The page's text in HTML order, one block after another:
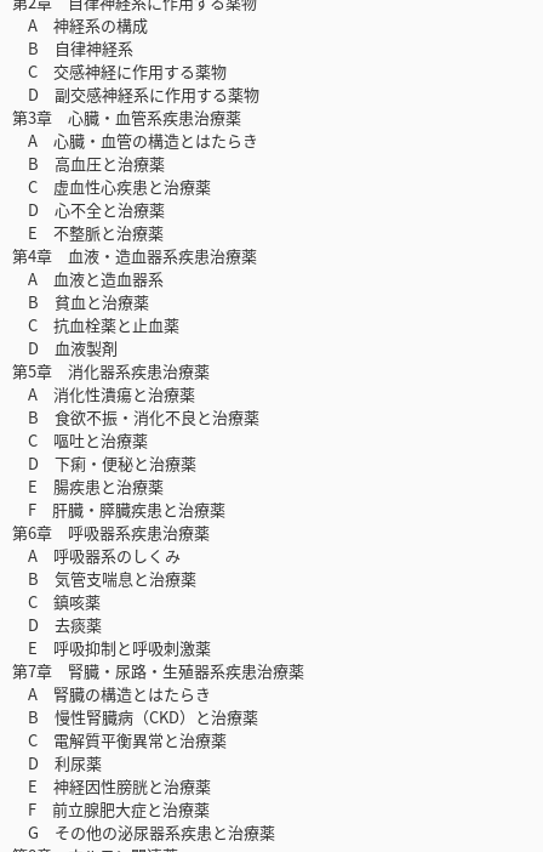
A 神経系の構成
B 自律神経系
C 交感神経に作用する薬物
D 副交感神経系に作用する薬物
第3章 心臓・血管系疾患治療薬
A 心臓・血管の構造とはたらき
B 高血圧と治療薬
C 虚血性心疾患と治療薬
D 心不全と治療薬
E 不整脈と治療薬
第4章 血液・造血器系疾患治療薬
A 血液と造血器系
B 貧血と治療薬
C 抗血栓薬と止血薬
D 血液製剤
第5章 消化器系疾患治療薬
A 消化性潰瘍と治療薬
B 食欲不振・消化不良と治療薬
C 嘔吐と治療薬
D 下痢・便秘と治療薬
E 腸疾患と治療薬
F 肝臓・膵臓疾患と治療薬
第6章 呼吸器系疾患治療薬
A 呼吸器系のしくみ
B 気管支喘息と治療薬
C 鎮咳薬
D 去痰薬
E 呼吸抑制と呼吸刺激薬
第7章 腎臓・尿路・生殖器系疾患治療薬
A 腎臓の構造とはたらき
B 慢性腎臓病（CKD）と治療薬
C 電解質平衡異常と治療薬
D 利尿薬
E 神経因性膀胱と治療薬
F 前立腺肥大症と治療薬
G その他の泌尿器系疾患と治療薬